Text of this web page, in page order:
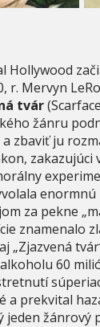
Hollywood
r. Mervyn
tvár
žánru
zbaviť ju
za pekne
znamenalo
60
a prekvital
jeden žánrový